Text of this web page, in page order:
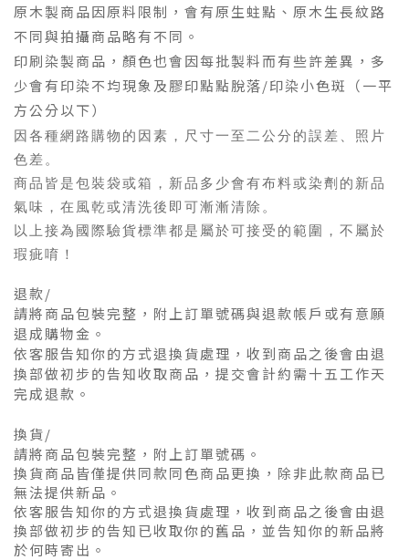
原木製商品因原料限制 ，會有原生蛀點 、原木生長紋路
不同與拍攝商品略有不同。
印刷染製商品， 顏色也會因每批製料而有些許差異， 多
少會有印染不均現象及膠印點點脫落/印染小色斑（一平
方公分以下）
因各種網路購物的因素 ， 尺寸一至二公分的誤差、照片
色差 。
商品皆是包裝袋或箱，新品多少會有布料或染劑的新品
氣味，在風乾或清洗後即可漸漸清除。
以上接為 國際驗貨標準都是屬於可接受的範圍，不屬於
瑕疵唷！
退款/
請將商品包裝完整，附上訂單號碼與退款帳戶或有意願
退成購物金。
依客服告知你的方式退換貨處理，收到商品之後會由退
換部做初步的告知收取商品，提交會計約需十五工作天
完成退款。
換貨/
請將商品包裝完整，附上訂單號碼。
換貨商品皆僅提供同款同色商品更換，除非此款商品已
無法提供新品。
依客服告知你的方式退換貨處理，收到商品之後會由退
換部做初步的告知已收取你的舊品，並告知你的新品將
於何時寄出。